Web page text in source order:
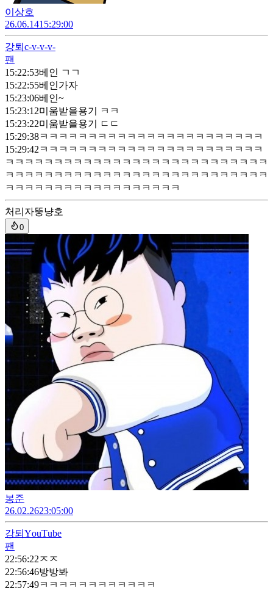
이상호
26.06.1415:29:00
강퇴 c-v-v-v-
팬
15:22:53베인 ㄱㄱ
15:22:55베인가자
15:23:06베인~
15:23:12미움받을용기 ㅋㅋ
15:23:22미움받을용기 ㄷㄷ
15:29:38ㅋㅋㅋㅋㅋㅋㅋㅋㅋㅋㅋㅋㅋㅋㅋㅋㅋㅋㅋㅋㅋㅋㅋ
15:29:42 ㅋㅋㅋㅋㅋㅋㅋㅋㅋㅋㅋㅋㅋㅋㅋㅋㅋㅋㅋㅋㅋㅋㅋ
ㅋㅋㅋㅋㅋㅋㅋㅋㅋㅋㅋㅋㅋㅋㅋㅋㅋㅋㅋㅋㅋㅋㅋㅋㅋㅋㅋ
ㅋㅋㅋㅋㅋㅋㅋㅋㅋㅋㅋㅋㅋㅋㅋㅋㅋㅋㅋㅋㅋㅋㅋㅋㅋㅋㅋ
ㅋㅋㅋㅋㅋㅋㅋㅋㅋㅋㅋㅋㅋㅋㅋㅋㅋㅋ
처리자뚱냥호
0
봉준
26.02.2623:05:00
강퇴 ΥouΤube
팬
22:56:22ㅈㅈ
22:56:46방방봐
22:57:49ㅋㅋㅋㅋㅋㅋㅋㅋㅋㅋㅋㅋ